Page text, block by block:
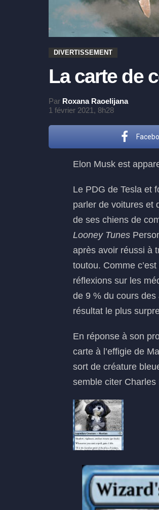
DIVERTISSEMENT
La carte de
Par Roxana Raoelijana
1 février 2021, 8h28
Elon Musk est
Le PDG de Tesla et
parler de voitures et
de ses chiens de
Looney Tunes
après avoir réussi à
toutou. Comme
réflexions sur les
de 9 % du cours des
résultat le plus
En réponse à son
carte à l’effigie de
sort de créature
semble citer